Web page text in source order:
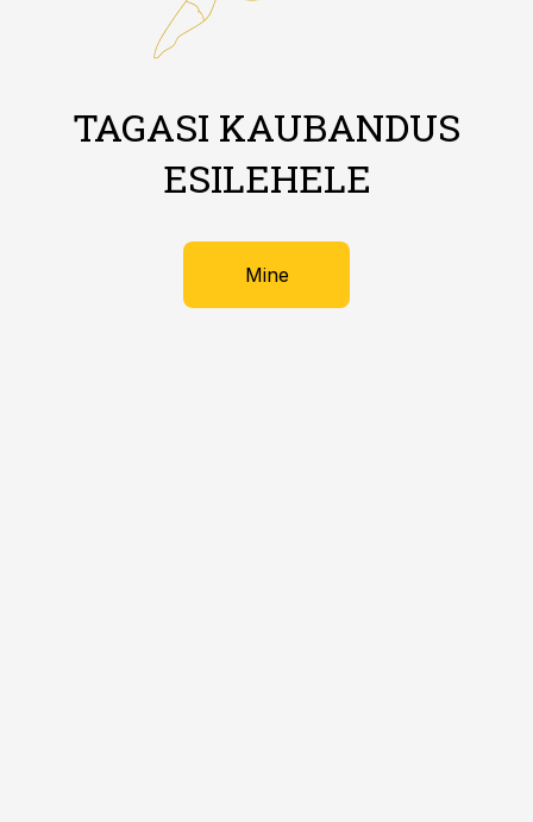
TAGASI KAUBANDUS
ESILEHELE
Mine